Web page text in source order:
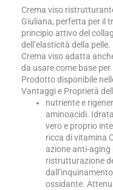
Crema viso
Giuliana, perfetta per il
principio attivo del
dell’elasticità della pelle.
Crema viso adatta
da usare come base per
Prodotto disponibile
Vantaggi e Proprietà
nutriente e
aminoacidi.
vero e proprio
ricca di vitamina
azione anti-aging
ristrutturazione
ossidante.